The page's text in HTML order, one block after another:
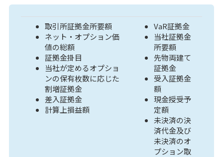
取引所証拠金所要額
ネット・オプション価
値の総額
証拠金掛目
当社が定めるオプショ
ンの保有枚数に応じた
割増証拠金
差入証拠金
計算上損益額
VaR証拠金
当社証拠金
所要額
先物両建て
証拠金
受入証拠金
額
現金授受予
定額
未決済の決
済代金及び
未決済のオ
プション取